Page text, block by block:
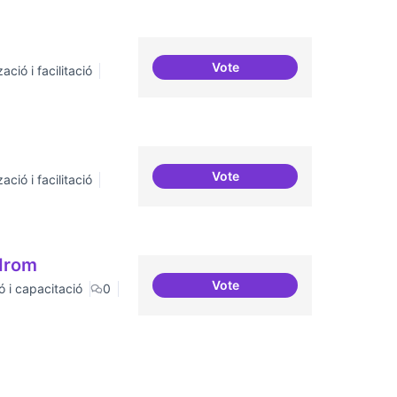
i facilitació
VoteSuport a projectes digitals i
i facilitació
VoteTrobades democràtiques
i capacitació
0
VoteConsolidar oferta antena